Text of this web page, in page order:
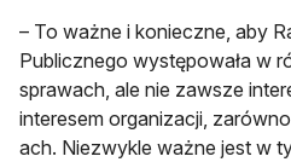
– To ważne i konieczne, aby
Publicznego występowała w
sprawach, ale nie zawsze
interesem organizacji,
ach. Niezwykle ważne jest w